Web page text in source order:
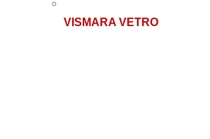
VISMARA VETRO